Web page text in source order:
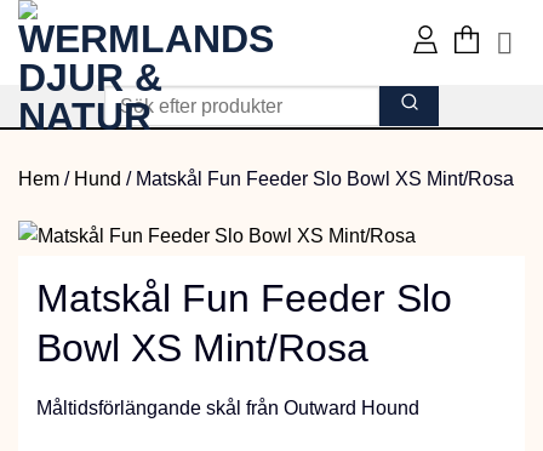
Skip
content
Hem / Hund / Matskål Fun Feeder Slo Bowl XS Mint/Rosa
Matskål Fun Feeder Slo
Bowl XS Mint/Rosa
Måltidsförlängande skål från Outward Hound